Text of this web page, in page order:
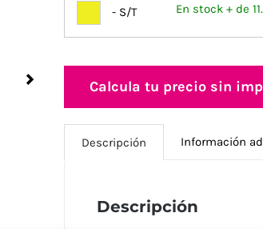
- S/T En stock + de
Calcula tu precio sin
Descripción Información
Descripción